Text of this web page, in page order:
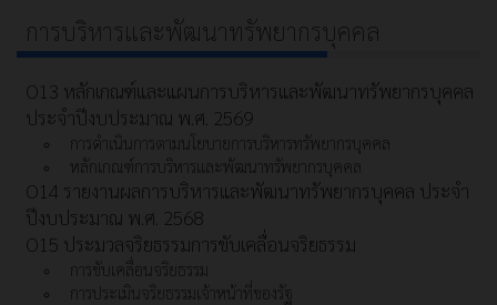
การบริหารและพัฒนาทรัพยากรบุคคล
O13 หลักเกณฑ์และแผนการบริหารและพัฒนาทรัพยากรบุคคล
ประจำปีงบประมาณ พ.ศ. 2569
การดำเนินการตามนโยบายการบริหารทรัพยากรบุคคล
หลักเกณฑ์การบริหารและพัฒนาทรัพยากรบุคคล
O14 รายงานผลการบริหารและพัฒนาทรัพยากรบุคคล ประจำ
ปีงบประมาณ พ.ศ. 2568
O15 ประมวลจริยธรรมการขับเคลื่อนจริยธรรม
การขับเคลื่อนจริยธรรม
การประเมินจริยธรรมเจ้าหน้าที่ของรัฐ